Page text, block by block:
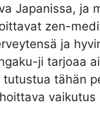
Japanissa, ja
zen-
ja
ji tarjoaa
tähän
vaikutus